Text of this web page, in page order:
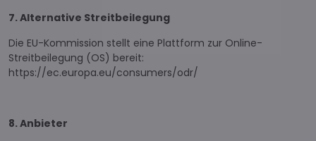
7. Alternative Streitbeilegung
Die EU-Kommission stellt eine Plattform zur Online-
Streitbeilegung (OS) bereit:
https://ec.europa.eu/consumers/odr/
8. Anbieter